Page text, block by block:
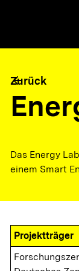
arrow_back
Zurück
Das Energy
einem Smart
Projektträger